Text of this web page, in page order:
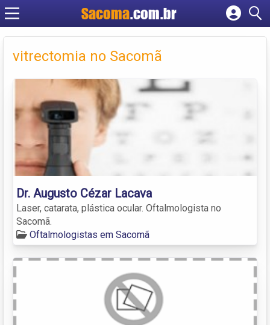
Sacoma.com.br
Cadastrar empresa
Fazer login
Criar conta
vitrectomia no Sacomã
Dr. Augusto Cézar Lacava
Laser, catarata, plástica ocular. Oftalmologista no
Sacomã.
Oftalmologistas em Sacomã